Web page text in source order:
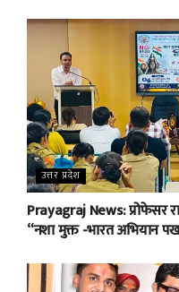
उत्तर प्रदेश
Prayagraj News: प्रोफेसर
“नशा मुक्त -भारत अभियान